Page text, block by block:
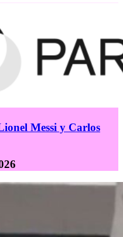
Messi y Carlos